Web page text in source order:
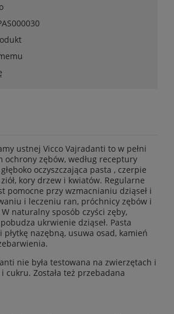
ustnej Vicco Vajradanti to w pełni
zębów, według receptury
oczyszczająca pasta , czerpie
kory drzew i kwiatów. Regularne
pomocne przy wzmacnianiu dziąseł i
i leczeniu ran, próchnicy zębów i
naturalny sposób czyści zęby,
ukrwienie dziąseł. Pasta
płytkę nazębną, usuwa osad, kamień
nie była testowana na zwierzętach i
cukru. Została też przebadana